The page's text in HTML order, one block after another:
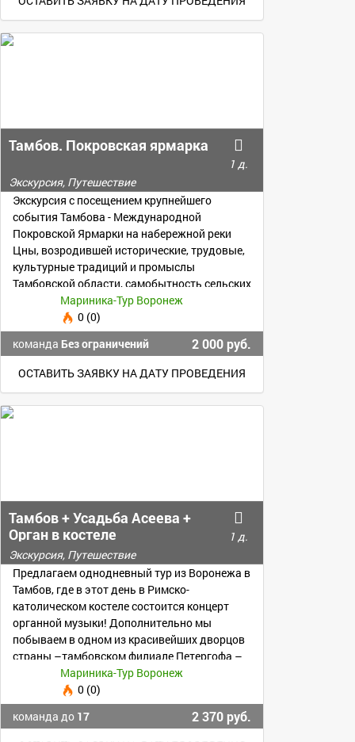
Тамбов. Покровская ярмарка
1 д.
Экскурсия, Путешествие
Экскурсия с посещением крупнейшего
события Тамбова - Международной
Покровской Ярмарки на набережной реки
Цны, возродившей исторические, трудовые,
культурные традиций и промыслы
Тамбовской области, самобытность сельских
территорий.Мариника-Тур Воронеж
0 (0)
команда Без ограничений 2 000 руб.
ОСТАВИТЬ ЗАЯВКУ НА ДАТУ ПРОВЕДЕНИЯ
Тамбов + Усадьба Асеева +
Орган в костеле
1 д.
Экскурсия, Путешествие
Предлагаем однодневный тур из Воронежа в
Тамбов, где в этот день в Римско-
католическом костеле состоится концерт
органной музыки! Дополнительно мы
побываем в одном из красивейших дворцов
страны –тамбовском филиале Петергофа –
роскошной усадьбе Асеевых
Мариника-Тур Воронеж
0 (0)
команда до 17 2 370 руб.